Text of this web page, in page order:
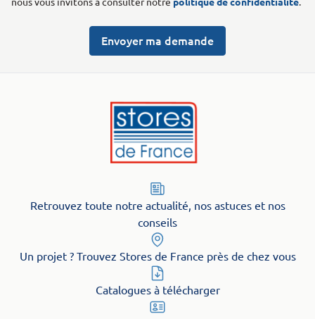
Envoyer ma demande
Retrouvez toute notre actualité, nos astuces et nos
conseils
Un projet ? Trouvez Stores de France près de chez vous
Catalogues à télécharger